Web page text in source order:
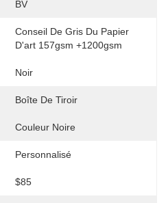
BV
Conseil De Gris Du Papier
D'art 157gsm +1200gsm
Noir
Boîte De Tiroir
Couleur Noire
Personnalisé
$85